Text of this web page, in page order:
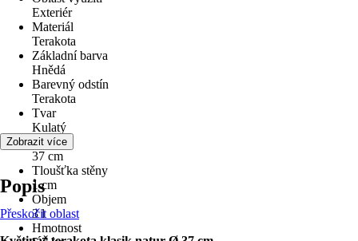
Exteriér
Materiál
Terakota
Základní barva
Hnědá
Barevný odstín
Terakota
Tvar
Kulatý
Průměr
37 cm
Tloušťka stěny
1 cm
Objem
3 l
Hmotnost
Zobrazit více
Popis
Přeskočit oblast